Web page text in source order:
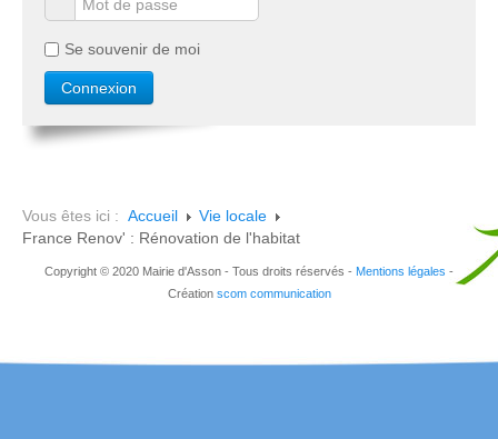
Se souvenir de moi
Vous êtes ici : Accueil
Vie locale
France Renov' : Rénovation de l'habitat
Copyright © 2020 Mairie d'Asson - Tous droits réservés - Mentions légales -
Création scom communication